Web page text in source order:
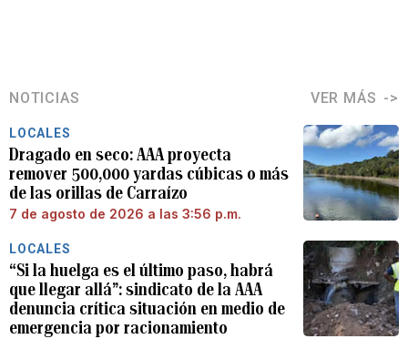
NOTICIAS VER MÁS
LOCALES
Dragado en seco: AAA proyecta
remover 500,000 yardas cúbicas o más
de las orillas de Carraízo
7 de agosto de 2026 a las 3:56 p.m.
LOCALES
“Si la huelga es el último paso, habrá
que llegar allá”: sindicato de la AAA
denuncia crítica situación en medio de
emergencia por racionamiento